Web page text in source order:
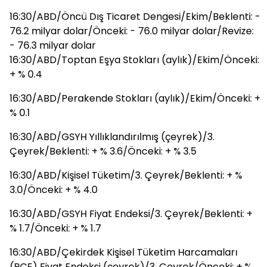
16:30/ABD/Öncü Dış Ticaret Dengesi/Ekim/Beklenti: -
76.2 milyar dolar/Önceki: - 76.0 milyar dolar/Revize:
- 76.3 milyar dolar
16:30/ABD/Toptan Eşya Stokları (aylık)/Ekim/Önceki:
+ % 0.4
16:30/ABD/Perakende Stokları (aylık)/Ekim/Önceki: +
% 0.1
16:30/ABD/GSYH Yıllıklandırılmış (çeyrek)/3.
Çeyrek/Beklenti: + % 3.6/Önceki: + % 3.5
16:30/ABD/Kişisel Tüketim/3. Çeyrek/Beklenti: + %
3.0/Önceki: + % 4.0
16:30/ABD/GSYH Fiyat Endeksi/3. Çeyrek/Beklenti: +
% 1.7/Önceki: + % 1.7
16:30/ABD/Çekirdek Kişisel Tüketim Harcamaları